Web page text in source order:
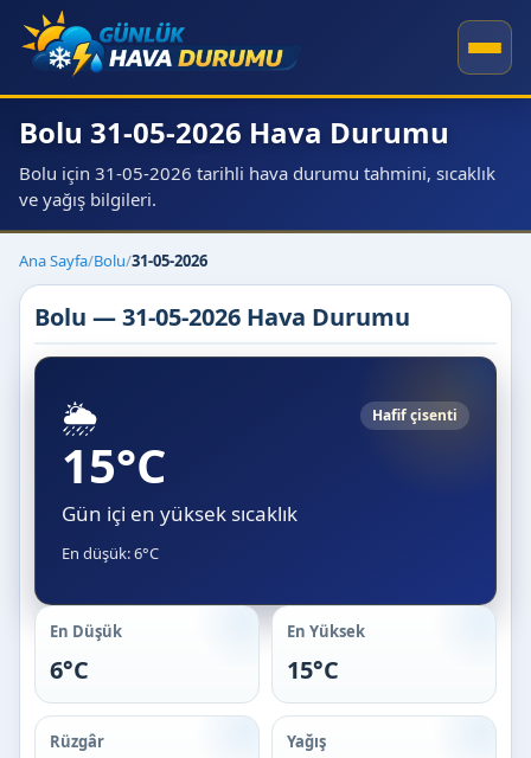
Bolu 31-05-2026 Hava Durumu
Bolu için 31-05-2026 tarihli hava durumu tahmini, sıcaklık
ve yağış bilgileri.
Ana Sayfa/Bolu/31-05-2026
Bolu — 31-05-2026 Hava Durumu
🌦️ Hafif çisenti
15°C
Gün içi en yüksek sıcaklık
En düşük: 6°C
En Düşük
6°C
En Yüksek
15°C
Rüzgâr Yağış